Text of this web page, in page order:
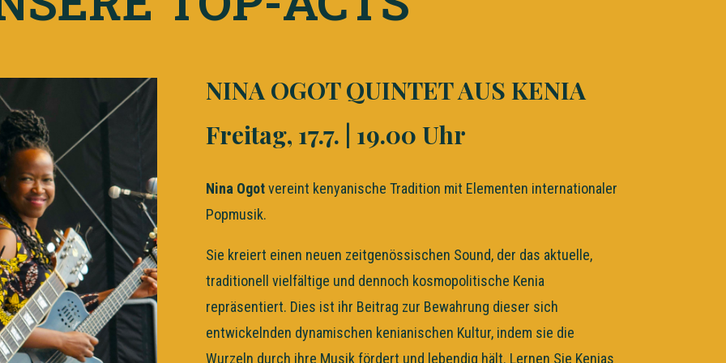
NINA OGOT QUINTET AUS KENIA
Freitag, 17.7. | 19.00 Uhr
Nina Ogotvereint kenyanische Tradition mit Elementen internationaler
Popmusik.
Sie kreiert einen neuen zeitgenössischen Sound, der das aktuelle,
traditionell vielfältige und dennoch kosmopolitische Kenia
repräsentiert. Dies ist ihr Beitrag zur Bewahrung dieser sich
entwickelnden dynamischen kenianischen Kultur, indem sie die
Wurzeln durch ihre Musik fördert und lebendig hält. Lernen Sie Kenias